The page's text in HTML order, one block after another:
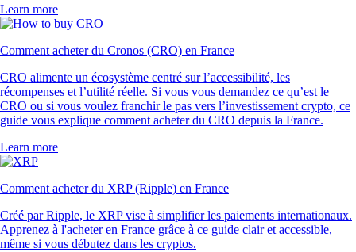
Learn more
Comment acheter du Cronos (CRO) en France
CRO alimente un écosystème centré sur l’accessibilité, les
récompenses et l’utilité réelle. Si vous vous demandez ce qu’est le
CRO ou si vous voulez franchir le pas vers l’investissement crypto, ce
guide vous explique comment acheter du CRO depuis la France.
Learn more
Comment acheter du XRP (Ripple) en France
Créé par Ripple, le XRP vise à simplifier les paiements internationaux.
Apprenez à l'acheter en France grâce à ce guide clair et accessible,
même si vous débutez dans les cryptos.